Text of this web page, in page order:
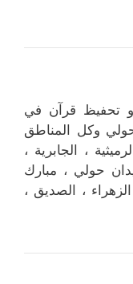
و تحفيظ قرآن في
وكل المناطق
، الجابرية ،
حولي ، مبارك
، الصديق ،